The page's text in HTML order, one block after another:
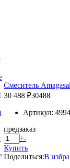
Смеситель
30 488 ₽30488
Артикул:
предзаказ
+-
Купить
Поделиться:В